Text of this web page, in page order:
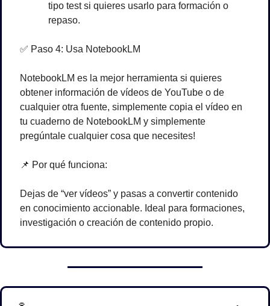
tipo test si quieres usarlo para formación o
repaso.
✅ Paso 4: Usa NotebookLM
NotebookLM es la mejor herramienta si quieres
obtener información de vídeos de YouTube o de
cualquier otra fuente, simplemente copia el vídeo en
tu cuaderno de NotebookLM y simplemente
pregúntale cualquier cosa que necesites!
📌 Por qué funciona:
Dejas de “ver vídeos” y pasas a convertir contenido
en conocimiento accionable. Ideal para formaciones,
investigación o creación de contenido propio.